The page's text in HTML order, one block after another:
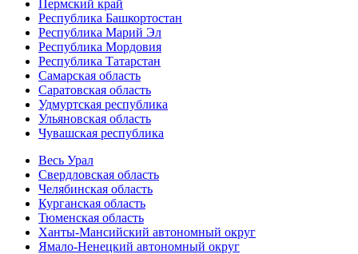
Пермский край
Республика Башкортостан
Республика Марий Эл
Республика Мордовия
Республика Татарстан
Самарская область
Саратовская область
Удмуртская республика
Ульяновская область
Чувашская республика
Весь Урал
Свердловская область
Челябинская область
Курганская область
Тюменская область
Ханты-Мансийский автономный округ
Ямало-Ненецкий автономный округ